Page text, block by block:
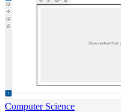
Computer Science